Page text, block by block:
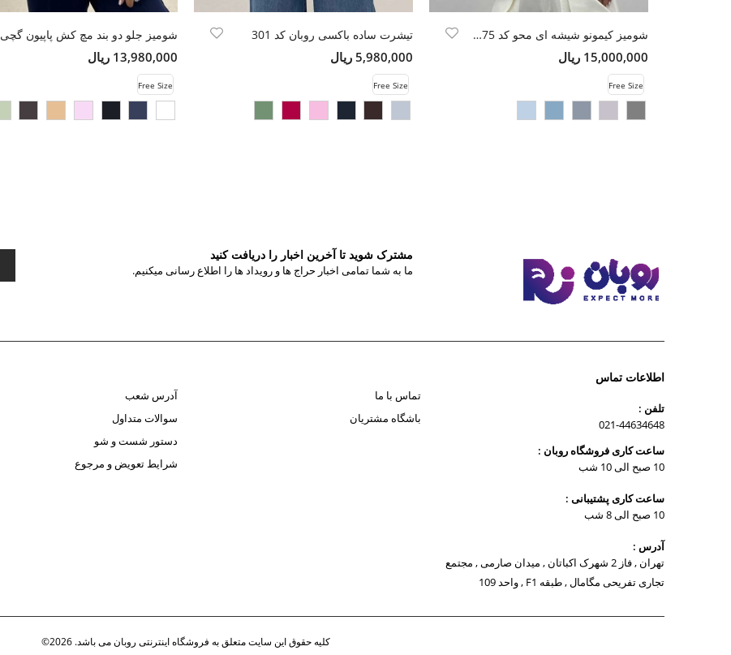
شومیز کیمونو شیشه ای محو کد 6175
15,000,000 ریال
Free Size
تیشرت ساده باکسی روبان کد 301
5,980,000 ریال
Free Size
شومیز جلو دو بند مچ کش پاپیون گچی
13,980,000 ریال
Free Size
مشترک شوید تا آخرین اخبار را دریافت کنید
ما به شما تمامی اخبار حراج ها و رویداد ها را اطلاع رسانی میکنیم.
اطلاعات تماس
تلفن :
021-44634648
ساعت کاری فروشگاه روبان :
10 صبح الی 10 شب
ساعت کاری پشتیبانی :
10 صبح الی 8 شب
آدرس :
تهران , فاز 2 شهرک اکباتان , میدان صارمی , مجتمع
تجاری تفریحی مگامال , طبقه F1 , واحد 109
تماس با ما
باشگاه مشتریان
آدرس شعب
سوالات متداول
دستور شست و شو
شرایط تعویض و مرجوع
کلیه حقوق این سایت متعلق به فروشگاه اینترنتی روبان می باشد. 2026©